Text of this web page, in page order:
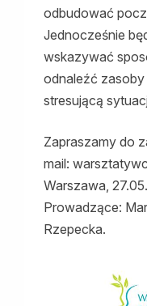
odbudować
Jednocześnie
wskazywać
odnaleźć zasoby
stresującą
Zapraszamy do
mail:
Warszawa,
Prowadzące:
Rzepecka.